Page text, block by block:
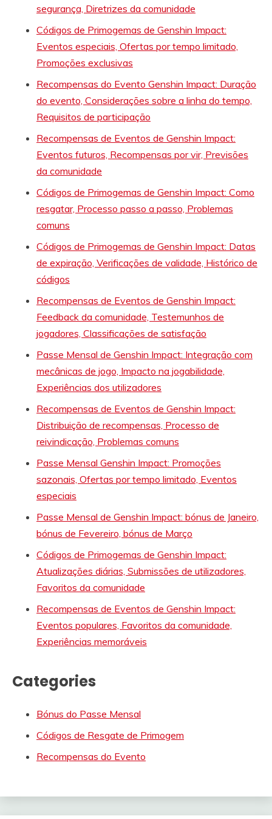
segurança, Diretrizes da comunidade
Códigos de Primogemas de Genshin Impact:
Eventos especiais, Ofertas por tempo limitado,
Promoções exclusivas
Recompensas do Evento Genshin Impact: Duração
do evento, Considerações sobre a linha do tempo,
Requisitos de participação
Recompensas de Eventos de Genshin Impact:
Eventos futuros, Recompensas por vir, Previsões
da comunidade
Códigos de Primogemas de Genshin Impact: Como
resgatar, Processo passo a passo, Problemas
comuns
Códigos de Primogemas de Genshin Impact: Datas
de expiração, Verificações de validade, Histórico de
códigos
Recompensas de Eventos de Genshin Impact:
Feedback da comunidade, Testemunhos de
jogadores, Classificações de satisfação
Passe Mensal de Genshin Impact: Integração com
mecânicas de jogo, Impacto na jogabilidade,
Experiências dos utilizadores
Recompensas de Eventos de Genshin Impact:
Distribuição de recompensas, Processo de
reivindicação, Problemas comuns
Passe Mensal Genshin Impact: Promoções
sazonais, Ofertas por tempo limitado, Eventos
especiais
Passe Mensal de Genshin Impact: bónus de Janeiro,
bónus de Fevereiro, bónus de Março
Códigos de Primogemas de Genshin Impact:
Atualizações diárias, Submissões de utilizadores,
Favoritos da comunidade
Recompensas de Eventos de Genshin Impact:
Eventos populares, Favoritos da comunidade,
Experiências memoráveis
Categories
Bónus do Passe Mensal
Códigos de Resgate de Primogem
Recompensas do Evento